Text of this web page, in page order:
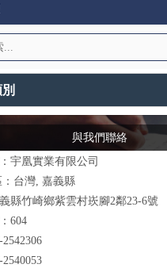
與我們聯絡
宇凰實業有限公司
：台灣, 嘉義縣
縣竹崎鄉紫雲村崁腳2鄰23-6號
604